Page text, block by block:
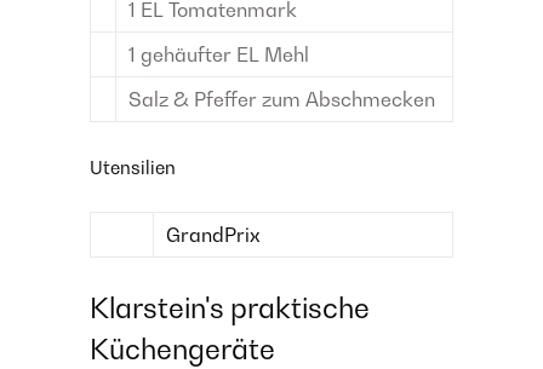
1 EL Tomatenmark
1 gehäufter EL Mehl
Salz & Pfeffer zum Abschmecken
Utensilien
GrandPrix
Klarstein's praktische
Küchengeräte